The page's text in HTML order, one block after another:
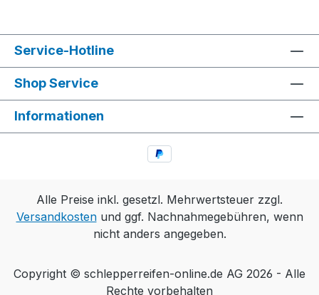
Service-Hotline
Shop Service
Informationen
Alle Preise inkl. gesetzl. Mehrwertsteuer zzgl.
Versandkostenund ggf. Nachnahmegebühren, wenn
nicht anders angegeben.
Copyright © schlepperreifen-online.de AG 2026 - Alle
Rechte vorbehalten